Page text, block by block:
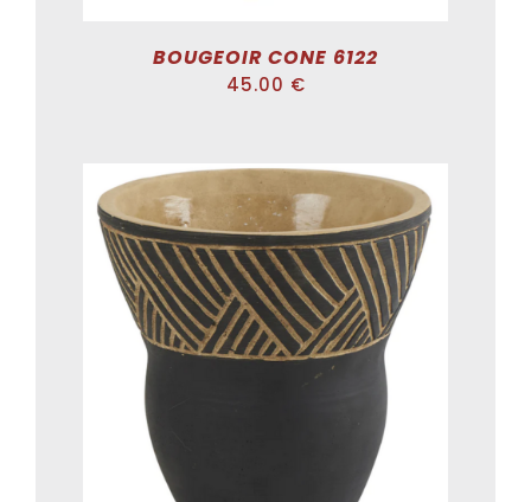
BOUGEOIR CONE 6122
45.00 €
SELECT OPTIONS /
DÉTAILS